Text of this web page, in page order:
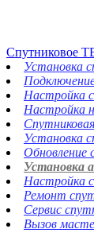
Спутниковое
Установка
Настройка
Настройка
Установка
Обновление
Установка
Настройка
Ремонт
Сервис
Вызов